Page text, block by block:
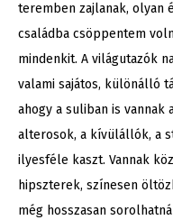
teremben zajlanak, olyan
családba csöppentem
mindenkit. A világutazók
valami sajátos, különálló
ahogy a suliban is vannak
alterosok, a kívülállók, a
ilyesféle kaszt. Vannak
hipszterek, színesen
még hosszasan